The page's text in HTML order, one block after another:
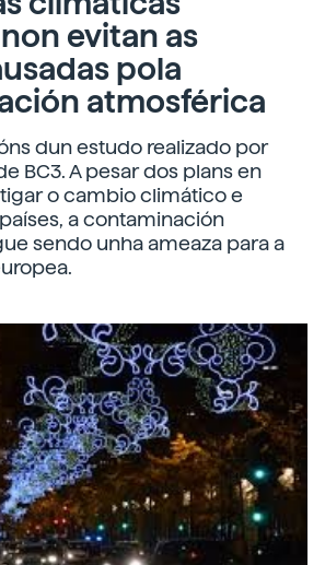
evitan as
pola
atmosférica
dun estudo realizado por
BC3. A pesar dos plans en
o cambio climático e
a contaminación
sendo unha ameaza para a